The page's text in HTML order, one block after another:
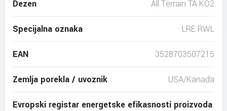
Dezen All Terrain TA KO2
Specijalna oznaka LRE RWL
EAN 3528703507215
Zemlja porekla / uvoznik USA/Kanada
Evropski registar energetske efikasnosti proizvoda